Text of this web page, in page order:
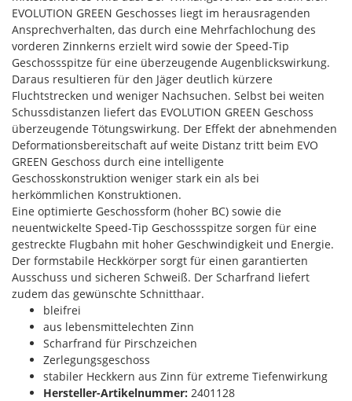
EVOLUTION GREEN Geschosses liegt im herausragenden
Ansprechverhalten, das durch eine Mehrfachlochung des
vorderen Zinnkerns erzielt wird sowie der Speed-Tip
Geschossspitze für eine überzeugende Augenblickswirkung.
Daraus resultieren für den Jäger deutlich kürzere
Fluchtstrecken und weniger Nachsuchen. Selbst bei weiten
Schussdistanzen liefert das EVOLUTION GREEN Geschoss
überzeugende Tötungswirkung. Der Effekt der abnehmenden
Deformationsbereitschaft auf weite Distanz tritt beim EVO
GREEN Geschoss durch eine intelligente
Geschosskonstruktion weniger stark ein als bei
herkömmlichen Konstruktionen.
Eine optimierte Geschossform (hoher BC) sowie die
neuentwickelte Speed-Tip Geschossspitze sorgen für eine
gestreckte Flugbahn mit hoher Geschwindigkeit und Energie.
Der formstabile Heckkörper sorgt für einen garantierten
Ausschuss und sicheren Schweiß. Der Scharfrand liefert
zudem das gewünschte Schnitthaar.
bleifrei
aus lebensmittelechten Zinn
Scharfrand für Pirschzeichen
Zerlegungsgeschoss
stabiler Heckkern aus Zinn für extreme Tiefenwirkung
Hersteller-Artikelnummer: 2401128